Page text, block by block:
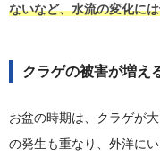
ないなど、水流の変化に
クラゲの被害が増え
お盆の時期は、クラゲが
の発生も重なり、外洋に